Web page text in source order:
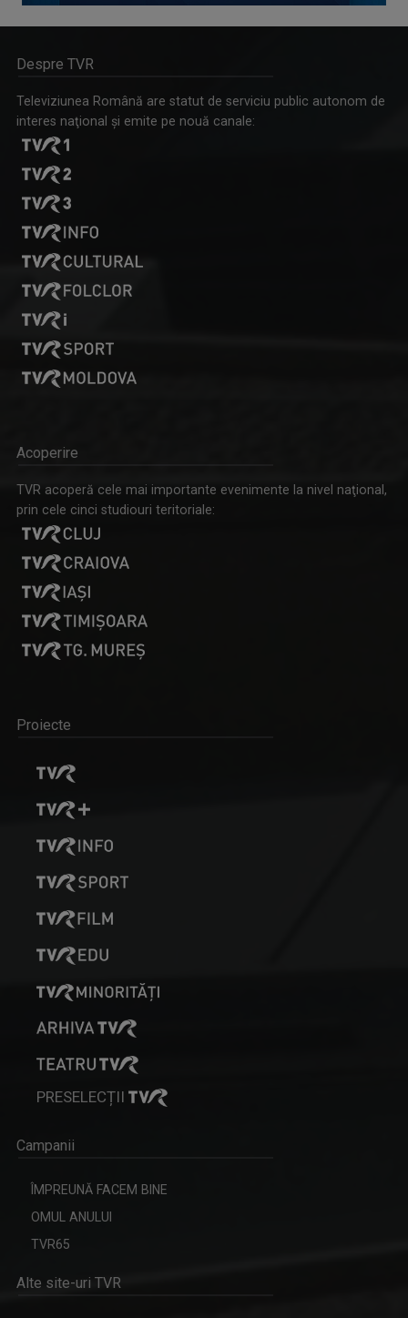
Despre TVR
Televiziunea Română are statut de serviciu public autonom de
interes naţional şi emite pe nouă canale:
Acoperire
TVR acoperă cele mai importante evenimente la nivel naţional,
prin cele cinci studiouri teritoriale:
Proiecte
PRESELECȚII
Campanii
ÎMPREUNĂ FACEM BINE
OMUL ANULUI
TVR65
Alte site-uri TVR